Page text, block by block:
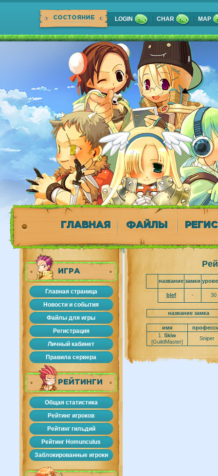
СОСТОЯНИЕ LOGIN CHAR MAP
ГЛАВНАЯ ФАЙЛЫ
название замки
blef - 30
название замка
имя
1. Skiw
[GuildMaster]
Sniper
ИГРА
Главная страница
Новости и события
Файлы для игры
Регистрация
Личный кабинет
Правила сервера
РЕЙТИНГИ
Общая статистика
Рейтинг игроков
Рейтинг гильдий
Рейтинг Homunculus
Заблокированные игроки